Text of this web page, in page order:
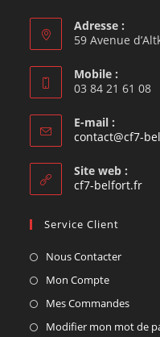
Adresse :
59 Avenue
Mobile :
03 84 21 61 08
E-mail :
contact@cf7-
Site web :
cf7-belfort.fr
Service Client
Nous Contacter
Mon Compte
Mes Commandes
Modifier mon mot de